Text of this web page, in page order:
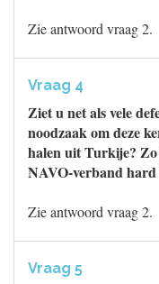
Zie antwoord vraag 2.
Vraag 4
Ziet u net als vele
noodzaak om deze
halen uit Turkije?
NAVO-verband hard
Zie antwoord vraag 2.
Vraag 5